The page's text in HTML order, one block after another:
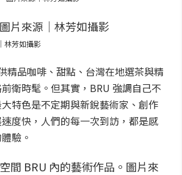
林芳如攝影
精品咖啡、甜點、台灣在地選茶與精
衛時髦。但其實，BRU 強調自己不
特色是不定期與新銳藝術家、創作
度快，人們的每一次到訪，都是感
驗。